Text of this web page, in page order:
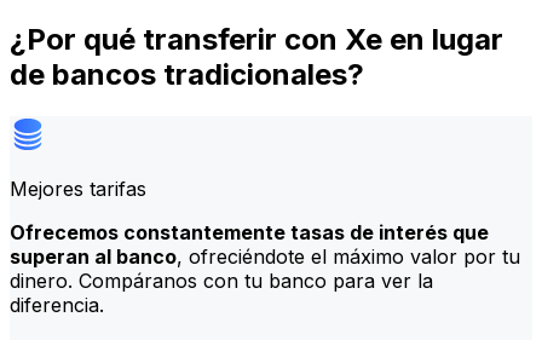
¿Por qué transferir con Xe en lugar
de bancos tradicionales?
Mejores tarifas
Ofrecemos constantemente tasas de interés que
superan al banco, ofreciéndote el máximo valor por tu
dinero. Compáranos con tu banco para ver la
diferencia.